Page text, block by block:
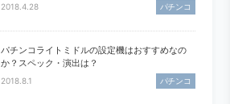
2018.4.28 パチンコ
パチンコライトミドルの設定機はおすすめなの
か？スペック・演出は？
2018.8.1 パチンコ